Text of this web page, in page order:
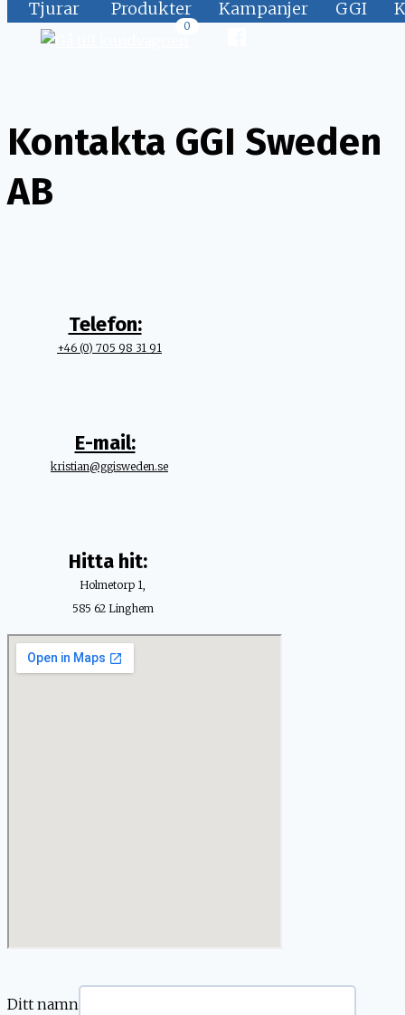
Skip
to
content
0
Tjurar Produkter Kampanjer GGI
Kontakta GGI Sweden
AB
Telefon:
+46 (0) 705 98 31 91
E-mail:
kristian@ggisweden.se
Hitta hit:
Holmetorp 1,
585 62 Linghem
Ditt namn